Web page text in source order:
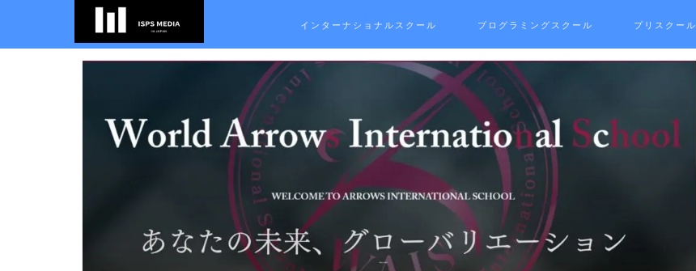
インターナショナルスクール プログラミングスクール プリスクール